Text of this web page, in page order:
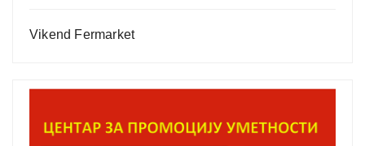
Vikend Fermarket